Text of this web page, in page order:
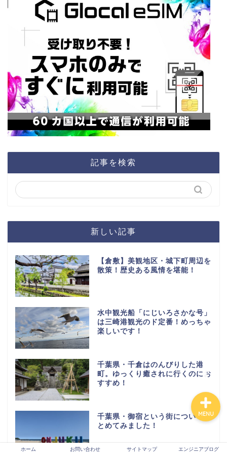
記事を検索
新しい記事
【倉敷】美観地区・城下町周辺を
散策！歴史ある風情を堪能！
水中観光船「にじいろさかな号」
は三崎港観光のド定番！めっちゃ
楽しいです！
千葉県・千倉はのんびりした港
町。ゆっくり癒されに行くのにお
すすめ！
千葉県・御宿という街についてま
とめてみました！
ホーム お問い合わせ サイトマップ エンジニアブログ
MENU
ホーム
サイトマップ